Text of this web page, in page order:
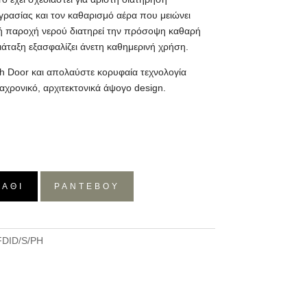
και τον καθαρισμό αέρα που μειώνει
παροχή νερού διατηρεί την πρόσοψη καθαρή
εξασφαλίζει άνετη καθημερινή χρήση.
Door και απολαύστε κορυφαία τεχνολογία
αρχιτεκτονικά άψογο design.
ΡΑΝΤΕΒΟΥ
S/PH